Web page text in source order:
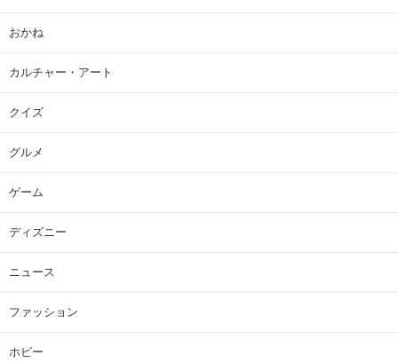
おかね
カルチャー・アート
クイズ
グルメ
ゲーム
ディズニー
ニュース
ファッション
ホビー